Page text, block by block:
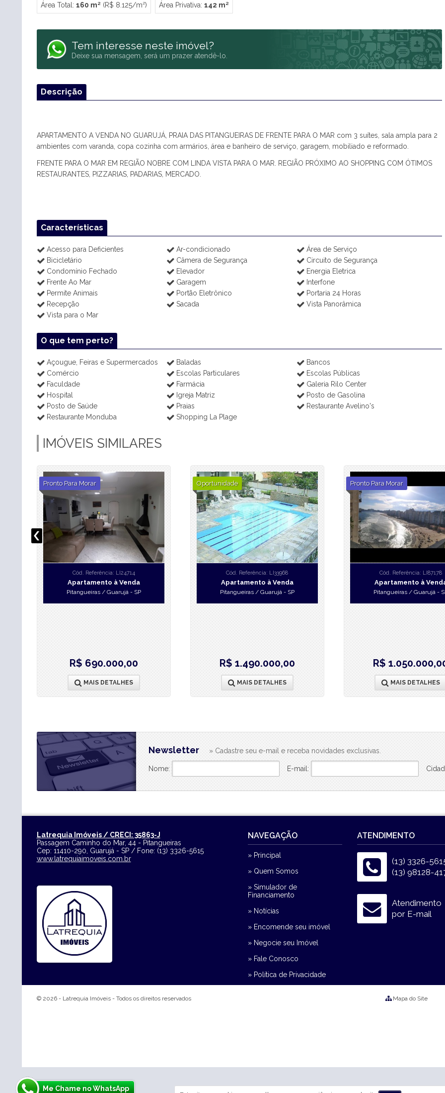
Área Total: 160 m² (R$ 8.125/m²) Área Privativa: 142 m²
Tem interesse neste imóvel?
Deixe sua mensagem, será um prazer atendê-lo.
Descrição
APARTAMENTO A VENDA NO GUARUJÁ, PRAIA DAS PITANGUEIRAS DE FRENTE PARA O MAR com 3 suítes, sala ampla para 2
ambientes com varanda, copa cozinha com armários, área e banheiro de serviço, garagem, mobiliado e reformado.
FRENTE PARA O MAR EM REGIÃO NOBRE COM LINDA VISTA PARA O MAR. REGIÃO PRÓXIMO AO SHOPPING COM ÓTIMOS
RESTAURANTES, PIZZARIAS, PADARIAS, MERCADO.
Características
Acesso para Deficientes Ar-condicionado
Área de Serviço
Bicicletário
Câmera de Segurança
Circuito de Segurança
Condomínio Fechado
Elevador
Energia Eletrica
Frente Ao Mar
Garagem
Interfone
Permite Animais
Portão Eletrônico
Portaria 24 Horas
Recepção
Sacada
Vista Panorâmica
Vista para o Mar
O que tem perto?
Açougue, Feiras e Supermercados Baladas
Bancos
Comércio
Escolas Particulares
Escolas Públicas
Faculdade
Farmácia
Galeria Rilo Center
Hospital
Igreja Matriz
Posto de Gasolina
Posto de Saúde
Praias
Restaurante Avelino's
Restaurante Monduba
Shopping La Plage
IMÓVEIS SIMILARES
Pronto Para Morar
Cód. Referência: LI24714
Apartamento à Venda
Pitangueiras / Guarujá - SP
R$ 690.000,00
MAIS DETALHES
Oportunidade
Cód. Referência: LI33968
Apartamento à Venda
Pitangueiras / Guarujá - SP
R$ 1.490.000,00
MAIS DETALHES
Pronto Para Morar
Cód. Referência: LI87178
Apartamento à
Pitangueiras / Guarujá -
R$
MAIS DETALHES
Newsletter » Cadastre seu e-mail e receba novidades exclusivas.
Nome: E-mail:
Latrequia Imóveis / CRECI: 35863-J
Passagem Caminho do Mar, 44 - Pitangueiras
Cep: 11410-290 Guarujá - SP/ Fone: (13) 3326-5615
www.latrequiaimoveis.com.br
NAVEGAÇÃO
» Principal
» Quem Somos
» Simulador de
Financiamento
» Notícias
» Encomende seu imóvel
» Negocie seu Imóvel
» Fale Conosco
» Política de Privacidade
ATENDIMENTO
(13) 3326-
(13) 98128-
Atendimento
por E-mail
© 2026 - Latrequia Imóveis- Todos os direitos reservados Mapa do Site
Me Chame no WhatsApp